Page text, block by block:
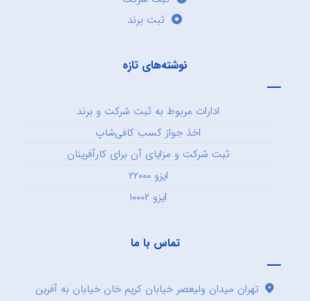
ثبت برند
نوشته‌های تازه
ادارات مربوط به ثبت شرکت و برند
اخذ جواز کسب کافی‌شاپ
ثبت شرکت و مزایای آن برای کارآفرینان
ایزو ۲۲۰۰۰
ایزو ۱۰۰۰۲
تماس با ما
تهران میدان ولیعصر خیابان کریم خان خیابان به آفرین